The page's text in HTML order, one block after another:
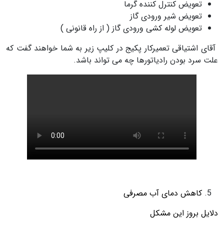
تعویض کنترل کننده گرما
تعویض شیر ورودی گاز
تعویض لوله کشی ورودی گاز ( از راه قانونی )
آقای اشتیاقی تعمیرکار پکیج در کلیپ زیر به شما خواهند گفت که
علت سرد بودن رادیاتورها چه می تواند باشد.
کاهش دمای آب مصرفی
دلایل بروز این مشکل